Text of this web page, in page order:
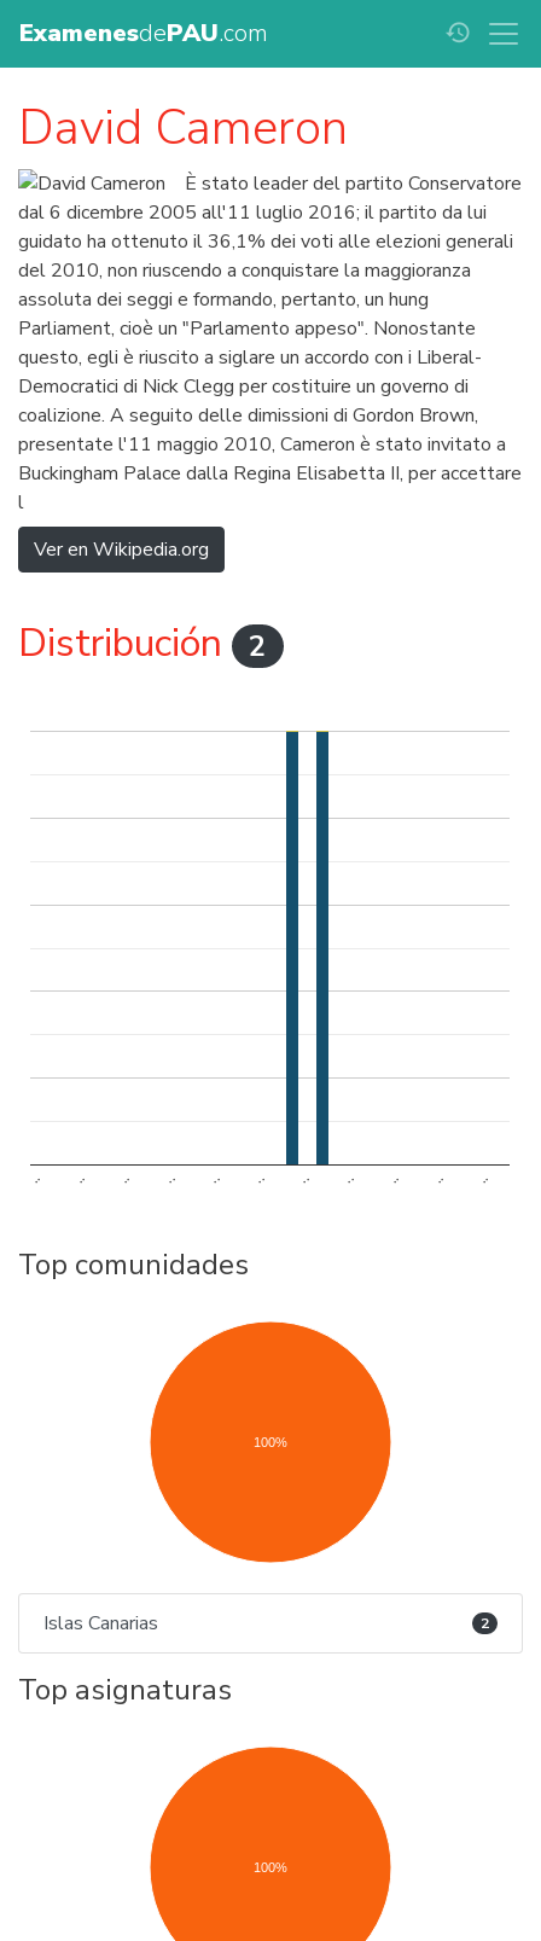
ExamenesdePAU.com history
David Cameron
È stato leader del partito Conservatore
dal 6 dicembre 2005 all'11 luglio 2016; il partito da lui
guidato ha ottenuto il 36,1% dei voti alle elezioni generali
del 2010, non riuscendo a conquistare la maggioranza
assoluta dei seggi e formando, pertanto, un hung
Parliament, cioè un "Parlamento appeso". Nonostante
questo, egli è riuscito a siglare un accordo con i Liberal-
Democratici di Nick Clegg per costituire un governo di
coalizione. A seguito delle dimissioni di Gordon Brown,
presentate l'11 maggio 2010, Cameron è stato invitato a
Buckingham Palace dalla Regina Elisabetta II, per accettare
l
Ver en Wikipedia.org
Distribución 2
.. .. .. .. .. .. .. .. .. .. ..
Top comunidades
100%
Islas Canarias 2
Top asignaturas
100%